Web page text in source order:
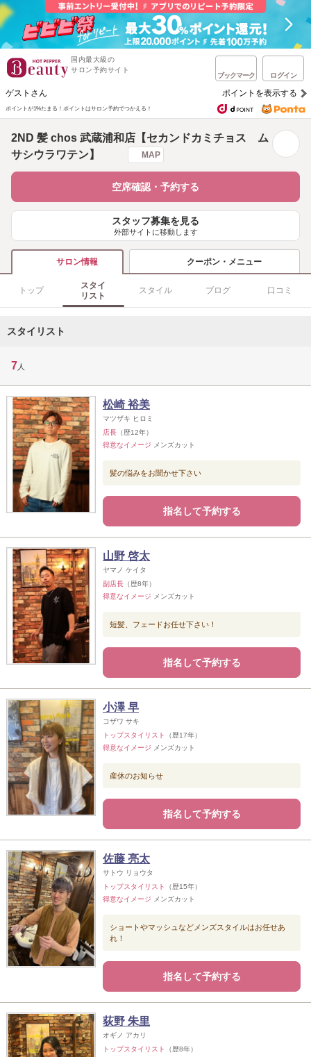
国内最大級の
サロン予約サイト
ブックマーク ログイン
ゲストさん ポイントを表示する
ポイントが1%たまる！ ポイントはサロン予約でつかえる！
2ND 髪 chos 武蔵浦和店【セカンドカミチョス ム
サシウラワテン】
MAP
空席確認・予約する
スタッフ募集を見る
外部サイトに移動します
サロン情報 クーポン・メニュー
トップ
スタイ
リスト
スタイル ブログ 口コミ
スタイリスト
7 人
松崎 裕美
マツザキ ヒロミ
店長 （歴12年）
得意なイメージ メンズカット
髪の悩みをお聞かせ下さい
指名して予約する
山野 啓太
ヤマノ ケイタ
副店長 （歴8年）
得意なイメージ メンズカット
短髪、フェードお任せ下さい！
指名して予約する
小澤 早
コザワ サキ
トップスタイリスト
（歴17年）
得意なイメージ メンズカット
産休のお知らせ
指名して予約する
佐藤 亮太
サトウ リョウタ
トップスタイリスト
（歴15年）
得意なイメージ メンズカット
ショートやマッシュなどメンズスタイルはお任せあ
れ！
指名して予約する
荻野 朱里
オギノ アカリ
トップスタイリスト
（歴8年）